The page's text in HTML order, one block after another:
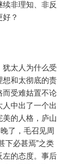
非理知、非反
？
太人为什么受
想和太彻底的责
而受难姑置不论
人中出了一个出
美的人格，庐山
了，毛召见周
下必甚焉”之类
左的态度。事后